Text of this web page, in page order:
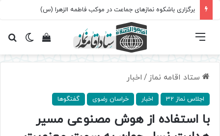
برگزاری باشکوه نمازهای جماعت در موکب فاطمه الزهرا (س)
تغییرمشاهده فهرست
ستاد اقامه نماز / اخبار
اجلاس نماز 32 اخبار خراسان رضوی گفتگوها
با استفاده از هوش مصنوعی مسیر